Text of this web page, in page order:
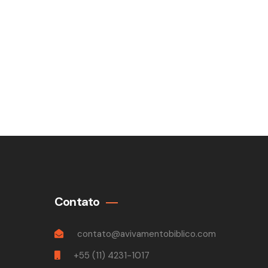
Contato
contato@avivamentobiblico.com
+55 (11) 4231-1017